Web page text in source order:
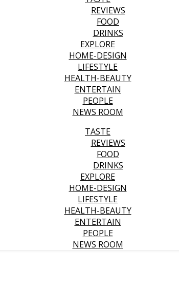
REVIEWS
FOOD
DRINKS
EXPLORE
HOME-DESIGN
LIFESTYLE
HEALTH-BEAUTY
ENTERTAIN
PEOPLE
NEWS ROOM
TASTE
REVIEWS
FOOD
DRINKS
EXPLORE
HOME-DESIGN
LIFESTYLE
HEALTH-BEAUTY
ENTERTAIN
PEOPLE
NEWS ROOM